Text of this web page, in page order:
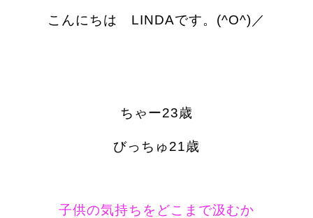
こんにちは LINDAです。(^O^)／
ちゃー23歳
びっちゅ21歳
子供の気持ちをどこまで汲むか